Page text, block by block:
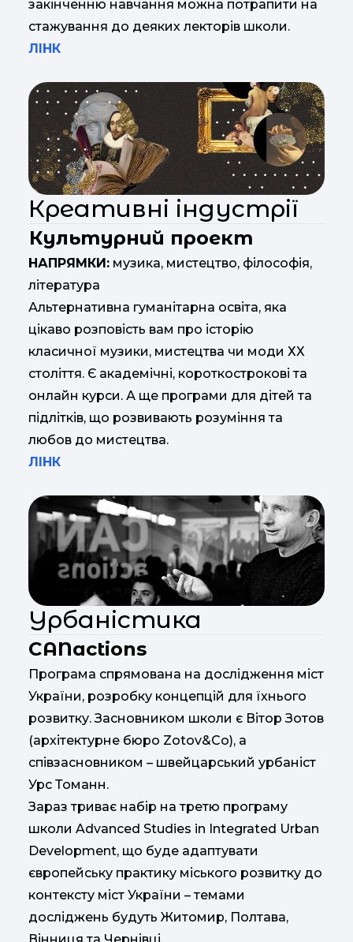
закінченню навчання можна потрапити на
стажування до деяких лекторів школи.
ЛІНК
Креативні індустрії
Культурний проект
НАПРЯМКИ: музика, мистецтво, філософія,
література
Альтернативна гуманітарна освіта, яка
цікаво розповість вам про історію
класичної музики, мистецтва чи моди ХХ
століття. Є академічні, короткострокові та
онлайн курси. А ще програми для дітей та
підлітків, що розвивають розуміння та
любов до мистецтва.
ЛІНК
Урбаністика
CANactions
Програма спрямована на дослідження міст
України, розробку концепцій для їхнього
розвитку. Засновником школи є Вітор Зотов
(архітектурне бюро Zotov&Co), а
співзасновником – швейцарський урбаніст
Урс Томанн.
Зараз триває набір на третю програму
школи Advanced Studies in Integrated Urban
Development, що буде адаптувати
європейську практику міського розвитку до
контексту міст України – темами
досліджень будуть Житомир, Полтава,
Вінниця та Чернівці.